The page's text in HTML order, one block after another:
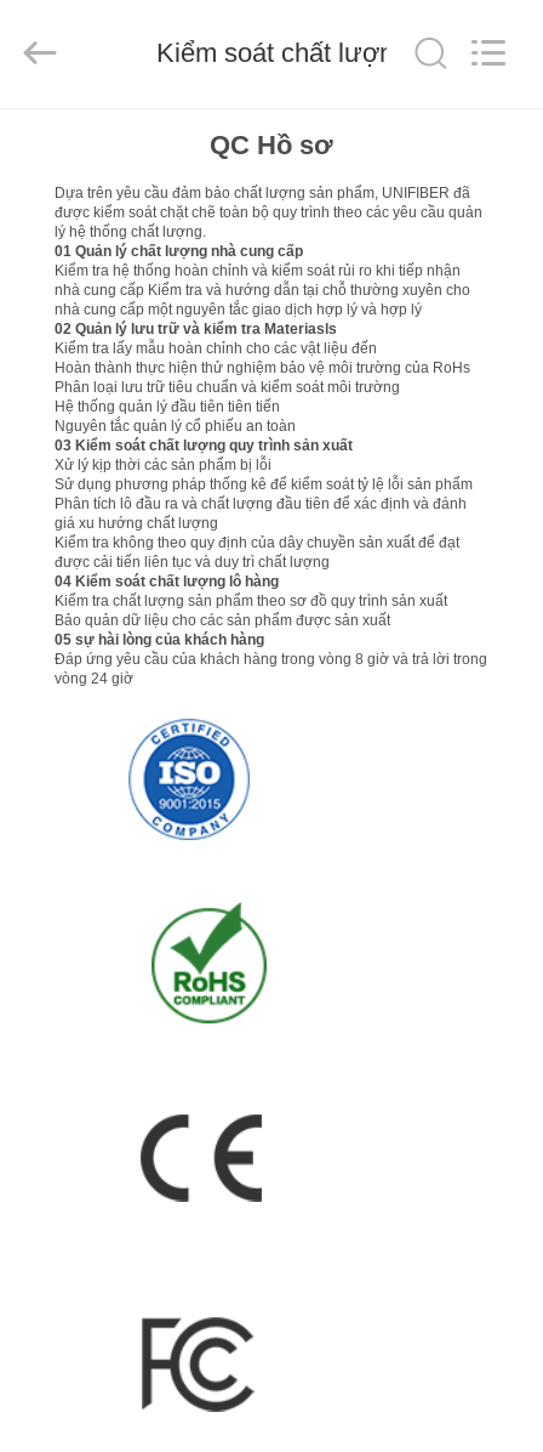
CÁC
SẢN
PHẨM
CHÚNG
TÔI
THAM
QUAN
NHÀ
MÁY
Technology
Co.,Ltd.
Kiểm soát chất lượng
QC Hồ sơ
Dựa trên yêu cầu đảm bảo chất lượng sản phẩm, UNIFIBER đã
được kiểm soát chặt chẽ toàn bộ quy trình theo các yêu cầu quản
lý hệ thống chất lượng.
01 Quản lý chất lượng nhà cung cấp
Kiểm tra hệ thống hoàn chỉnh và kiểm soát rủi ro khi tiếp nhận
nhà cung cấp Kiểm tra và hướng dẫn tại chỗ thường xuyên cho
nhà cung cấp một nguyên tắc giao dịch hợp lý và hợp lý
02 Quản lý lưu trữ và kiểm tra Materiasls
Kiểm tra lấy mẫu hoàn chỉnh cho các vật liệu đến
Hoàn thành thực hiện thử nghiệm bảo vệ môi trường của RoHs
Phân loại lưu trữ tiêu chuẩn và kiểm soát môi trường
Hệ thống quản lý đầu tiên tiên tiến
Nguyên tắc quản lý cổ phiếu an toàn
03 Kiểm soát chất lượng quy trình sản xuất
Xử lý kịp thời các sản phẩm bị lỗi
Sử dụng phương pháp thống kê để kiểm soát tỷ lệ lỗi sản phẩm
Phân tích lô đầu ra và chất lượng đầu tiên để xác định và đánh
giá xu hướng chất lượng
Kiểm tra không theo quy định của dây chuyền sản xuất để đạt
được cải tiến liên tục và duy trì chất lượng
04 Kiểm soát chất lượng lô hàng
Kiểm tra chất lượng sản phẩm theo sơ đồ quy trình sản xuất
Bảo quản dữ liệu cho các sản phẩm được sản xuất
05 sự hài lòng của khách hàng
Đáp ứng yêu cầu của khách hàng trong vòng 8 giờ và trả lời trong
vòng 24 giờ